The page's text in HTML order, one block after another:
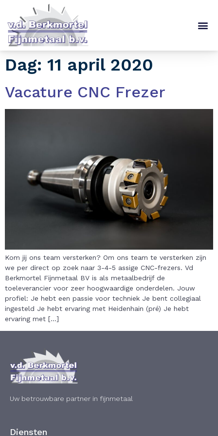
Dag: 11 april 2020
Vacature CNC Frezer
Kom jij ons team versterken? Om ons team te versterken zijn
we per direct op zoek naar 3-4-5 assige CNC-frezers. Vd
Berkmortel Fijnmetaal BV is als metaalbedrijf de
toeleverancier voor zeer hoogwaardige onderdelen. Jouw
profiel: Je hebt een passie voor techniek Je bent collegiaal
ingesteld Je hebt ervaring met Heidenhain (pré) Je hebt
ervaring met […]
Uw betrouwbare partner in fijnmetaal
Diensten